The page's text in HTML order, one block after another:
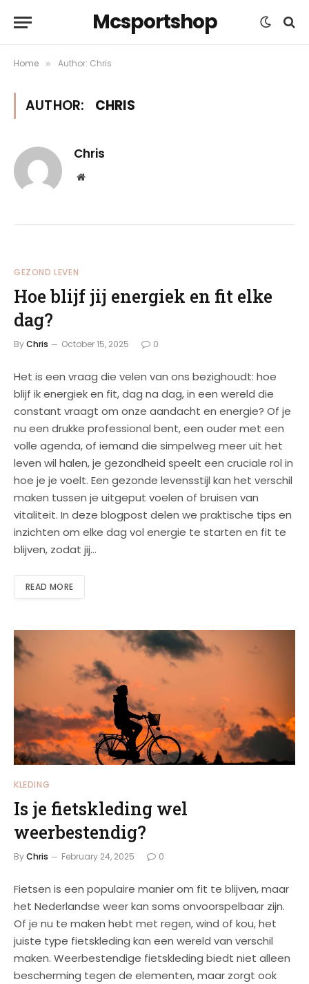
Mcsportshop
Home » Author: Chris
AUTHOR: CHRIS
Chris
Website
GEZOND LEVEN
Hoe blijf jij energiek en fit elke
dag?
ByChris October 15, 2025 0
Het is een vraag die velen van ons bezighoudt: hoe
blijf ik energiek en fit, dag na dag, in een wereld die
constant vraagt om onze aandacht en energie? Of je
nu een drukke professional bent, een ouder met een
volle agenda, of iemand die simpelweg meer uit het
leven wil halen, je gezondheid speelt een cruciale rol in
hoe je je voelt. Een gezonde levensstijl kan het verschil
maken tussen je uitgeput voelen of bruisen van
vitaliteit. In deze blogpost delen we praktische tips en
inzichten om elke dag vol energie te starten en fit te
blijven, zodat jij…
READ MORE
KLEDING
Is je fietskleding wel
weerbestendig?
ByChris February 24, 2025 0
Fietsen is een populaire manier om fit te blijven, maar
het Nederlandse weer kan soms onvoorspelbaar zijn.
Of je nu te maken hebt met regen, wind of kou, het
juiste type fietskleding kan een wereld van verschil
maken. Weerbestendige fietskleding biedt niet alleen
bescherming tegen de elementen, maar zorgt ook